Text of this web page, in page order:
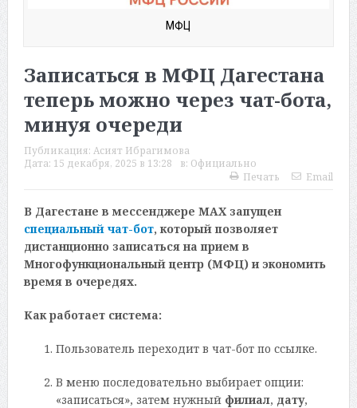
МФЦ
Записаться в МФЦ Дагестана
теперь можно через чат-бота,
минуя очереди
Публикация: Асият Ибрагимова
Дата: 15 декабря, 2025 в 13:28 в: Официально
Печать
Email
В Дагестане в мессенджере MAX запущен
специальный чат-бот, который позволяет
дистанционно записаться на прием в
Многофункциональный центр (МФЦ) и экономить
время в очередях.
Как работает система:
Пользователь переходит в чат-бот по ссылке.
В меню последовательно выбирает опции:
«записаться», затем нужный филиал, дату,